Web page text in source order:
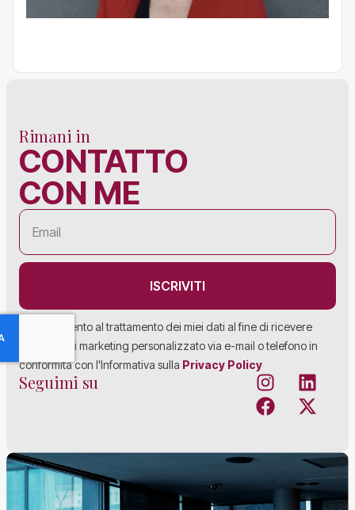
Rimani in
CONTATTO
CON ME
Acconsento al trattamento dei miei dati al fine di ricevere
materiale di marketing personalizzato via e-mail o telefono in
conformità con l'Informativa sulla Privacy Policy
ISCRIVITI
Seguimi su